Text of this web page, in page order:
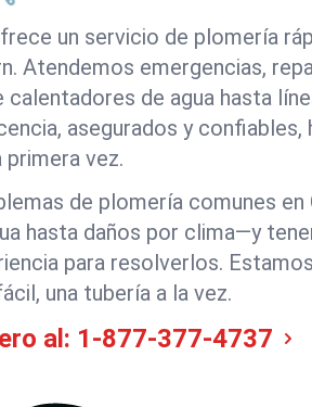
un servicio de plomería
Atendemos emergencias,
de agua hasta
asegurados y confiables,
vez.
de plomería comunes en
hasta daños por clima—y
para resolverlos.
una tubería a la vez.
al: 1-877-377-4737